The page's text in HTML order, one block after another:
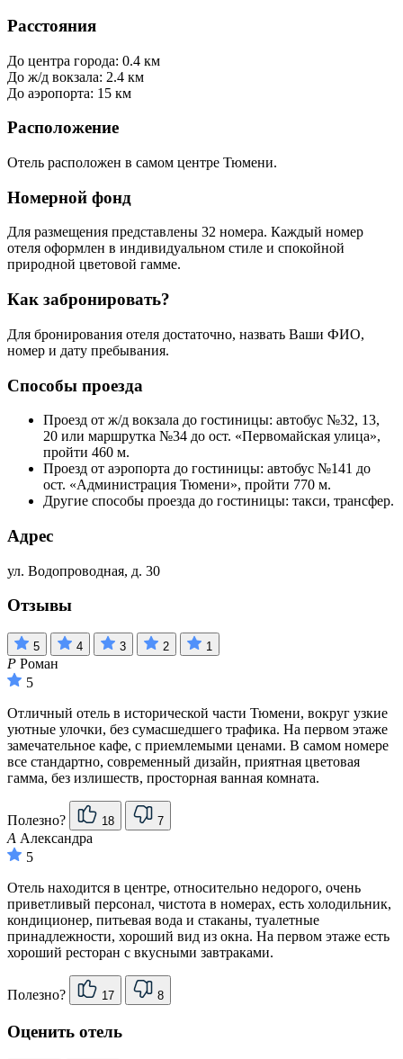
Расстояния
До центра города: 0.4 км
До ж/д вокзала: 2.4 км
До аэропорта: 15 км
Расположение
Отель расположен в самом центре Тюмени.
Номерной фонд
Для размещения представлены 32 номера. Каждый номер
отеля оформлен в индивидуальном стиле и спокойной
природной цветовой гамме.
Как забронировать?
Для бронирования отеля достаточно, назвать Ваши ФИО,
номер и дату пребывания.
Способы проезда
Проезд от ж/д вокзала до гостиницы: автобус №32, 13,
20 или маршрутка №34 до ост. «Первомайская улица»,
пройти 460 м.
Проезд от аэропорта до гостиницы: автобус №141 до
ост. «Администрация Тюмени», пройти 770 м.
Другие способы проезда до гостиницы: такси, трансфер.
Адрес
ул. Водопроводная, д. 30
Отзывы
5 4 3 2 1
Р Роман
5
Отличный отель в исторической части Тюмени, вокруг узкие
уютные улочки, без сумасшедшего трафика. На первом этаже
замечательное кафе, с приемлемыми ценами. В самом номере
все стандартно, современный дизайн, приятная цветовая
гамма, без излишеств, просторная ванная комната.
Полезно? 18 7
А Александра
5
Отель находится в центре, относительно недорого, очень
приветливый персонал, чистота в номерах, есть холодильник,
кондиционер, питьевая вода и стаканы, туалетные
принадлежности, хороший вид из окна. На первом этаже есть
хороший ресторан с вкусными завтраками.
Полезно? 17 8
Оценить отель